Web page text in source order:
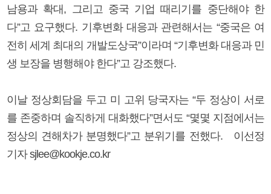
남용과 확대, 그리고 중국 기업 때리기를 중단해야 한
다”고 요구했다. 기후변화 대응과 관련해서는 “중국은 여
전히 세계 최대의 개발도상국”이라며 “기후변화 대응과 민
생 보장을 병행해야 한다”고 강조했다.
이날 정상회담을 두고 미 고위 당국자는 “두 정상이 서로
를 존중하며 솔직하게 대화했다”면서도 “몇몇 지점에서는
정상의 견해차가 분명했다”고 분위기를 전했다. 이선정
기자 sjlee@kookje.co.kr